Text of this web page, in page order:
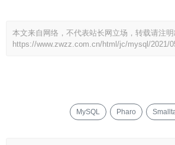
本文来自网络，不代表站长网立场，转载请注明
https://www.zwzz.com.cn/html/jc/mysql/2021/
MySQL Pharo